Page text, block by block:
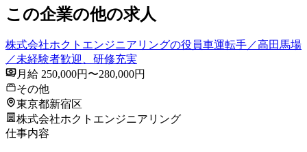
この企業の他の求人
株式会社ホクトエンジニアリングの役員車運転手／高田馬場
／未経験者歓迎、研修充実
月給 250,000円〜280,000円
その他
東京都新宿区
株式会社ホクトエンジニアリング
仕事内容